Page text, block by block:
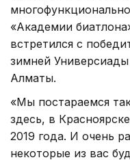
«Академии
встретился с
зимней
Алматы.
«Мы постараемся
здесь, в
2019 года. И очень
некоторые из вас